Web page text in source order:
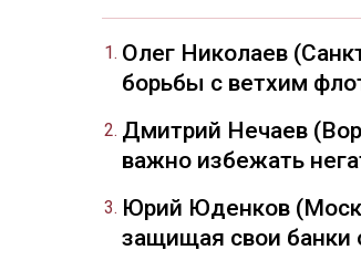
Олег Николаев
борьбы с ветхим
Дмитрий Нечаев
важно избежать
Юрий Юденков
защищая свои банки